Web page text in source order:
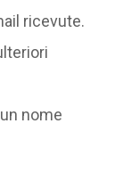
ricevute.
nome